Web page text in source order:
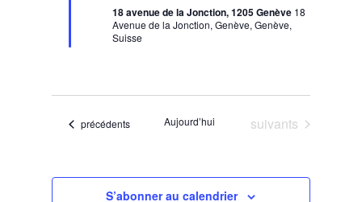
18 avenue de la Jonction, 1205 Genève 18
Avenue de la Jonction, Genève, Genève,
Suisse
Évènements
précédents Aujourd’hui Évènements
suivants
S’abonner au calendrier